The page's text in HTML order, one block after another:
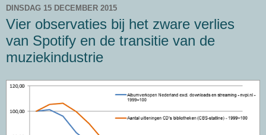
DINSDAG 15 DECEMBER 2015
Vier observaties bij het zware verlies
van Spotify en de transitie van de
muziekindustrie